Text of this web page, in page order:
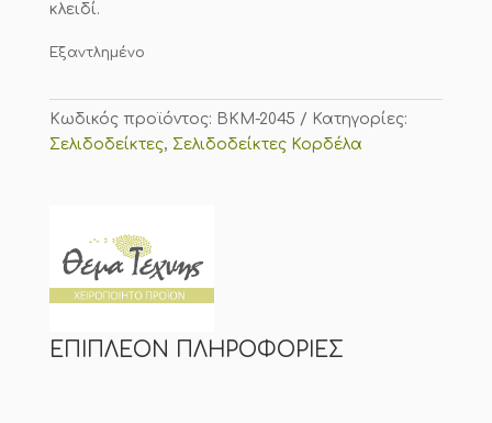
κλειδί.
Εξαντλημένο
Κωδικός προϊόντος: BKM-2045
Κατηγορίες:
Σελιδοδείκτες, Σελιδοδείκτες Κορδέλα
ΕΠΙΠΛΈΟΝ ΠΛΗΡΟΦΟΡΊΕΣ